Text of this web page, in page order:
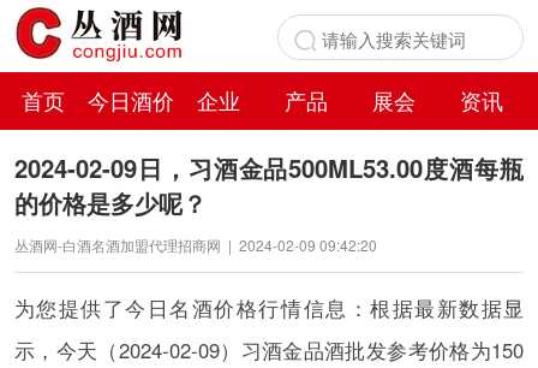
首页 今日酒价 企业 产品 展会
资讯
百科
2024-02-09日，习酒金品500ML53.00度酒每瓶
的价格是多少呢？
丛酒网-白酒名酒加盟代理招商网 | 2024-02-09 09:42:20
为您提供了今日名酒价格行情信息：根据最新数据显
示，今天（2024-02-09）习酒金品酒批发参考价格为150